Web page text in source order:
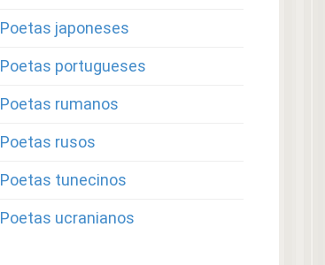
Poetas japoneses
Poetas portugueses
Poetas rumanos
Poetas rusos
Poetas tunecinos
Poetas ucranianos